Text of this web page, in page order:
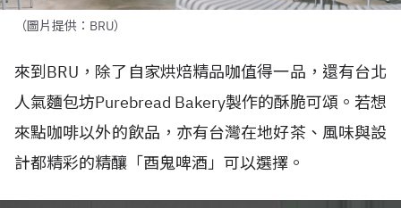
來到BRU ，除了自家烘焙精品咖值得一品，還有台北
人氣麵包坊 Purebread Bakery 製作的酥脆可頌。若想
來點咖啡以外的飲品，亦有台灣在地好茶、風味與設
計都精彩的精釀「酉鬼啤酒」可以選擇。